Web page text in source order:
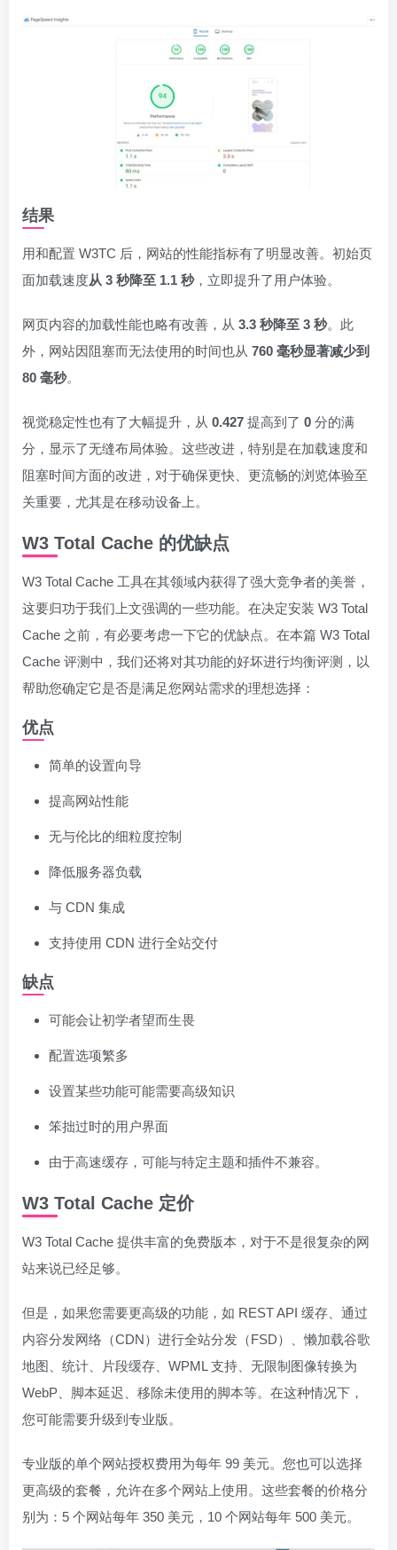
结果
用和配置 W3TC 后，网站的性能指标有了明显改善。初始页
面加载速度从 3 秒降至 1.1 秒，立即提升了用户体验。
网页内容的加载性能也略有改善，从 3.3 秒降至 3 秒。此
外，网站因阻塞而无法使用的时间也从 760 毫秒显著减少到
80 毫秒。
视觉稳定性也有了大幅提升，从 0.427 提高到了 0 分的满
分，显示了无缝布局体验。这些改进，特别是在加载速度和
阻塞时间方面的改进，对于确保更快、更流畅的浏览体验至
关重要，尤其是在移动设备上。
W3 Total Cache 的优缺点
W3 Total Cache 工具在其领域内获得了强大竞争者的美誉，
这要归功于我们上文强调的一些功能。在决定安装 W3 Total
Cache 之前，有必要考虑一下它的优缺点。在本篇 W3 Total
Cache 评测中，我们还将对其功能的好坏进行均衡评测，以
帮助您确定它是否是满足您网站需求的理想选择：
优点
简单的设置向导
提高网站性能
无与伦比的细粒度控制
降低服务器负载
与 CDN 集成
支持使用 CDN 进行全站交付
缺点
可能会让初学者望而生畏
配置选项繁多
设置某些功能可能需要高级知识
笨拙过时的用户界面
由于高速缓存，可能与特定主题和插件不兼容。
W3 Total Cache 定价
W3 Total Cache 提供丰富的免费版本，对于不是很复杂的网
站来说已经足够。
但是，如果您需要更高级的功能，如 REST API 缓存、通过
内容分发网络（CDN）进行全站分发（FSD）、懒加载谷歌
地图、统计、片段缓存、WPML 支持、无限制图像转换为
WebP、脚本延迟、移除未使用的脚本等。在这种情况下，
您可能需要升级到专业版。
专业版的单个网站授权费用为每年 99 美元。您也可以选择
更高级的套餐，允许在多个网站上使用。这些套餐的价格分
别为：5 个网站每年 350 美元，10 个网站每年 500 美元。